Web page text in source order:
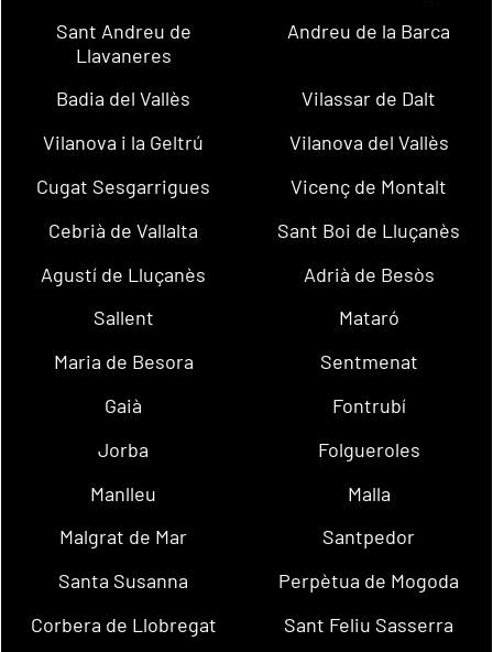
Sant Andreu de
Llavaneres
Andreu de la Barca
Badia del Vallès
Vilassar de Dalt
Vilanova i la Geltrú
Vilanova del Vallès
Cugat Sesgarrigues
Vicenç de Montalt
Cebrià de Vallalta
Sant Boi de Lluçanès
Agustí de Lluçanès
Adrià de Besòs
Sallent
Mataró
Maria de Besora
Sentmenat
Gaià
Fontrubí
Jorba
Folgueroles
Manlleu
Malla
Malgrat de Mar
Santpedor
Santa Susanna
Perpètua de Mogoda
Corbera de Llobregat
Sant Feliu Sasserra